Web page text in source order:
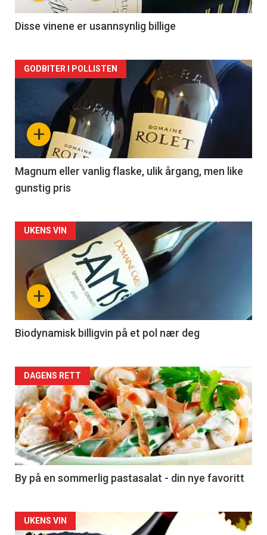
2
Disse vinene er usannsynlig billige
Forsiden
akkurat
nå
3
+
GODBITER I POLLISTEN
Magnum eller vanlig flaske, ulik årgang, men like
gunstig pris
Forsiden
akkurat
nå
4
+
UKENS VIN
Biodynamisk billigvin på et pol nær deg
Forsiden
akkurat
nå
-
5
DAGENS RETT
By på en sommerlig pastasalat - din nye favoritt
Forsiden
UKENS VIN